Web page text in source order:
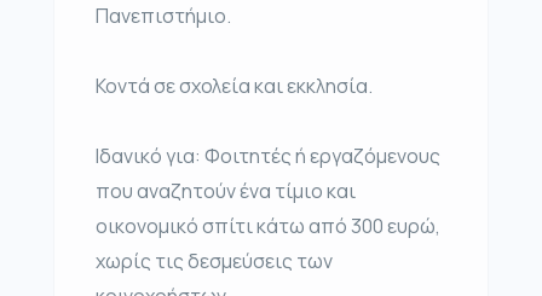
Πανεπιστήμιο.
Κοντά σε σχολεία και εκκλησία.
Ιδανικό για: Φοιτητές ή εργαζόμενους
που αναζητούν ένα τίμιο και
οικονομικό σπίτι κάτω από 300 ευρώ,
χωρίς τις δεσμεύσεις των